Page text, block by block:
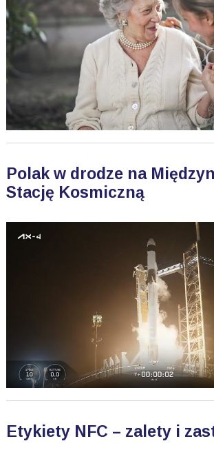
Polak w drodze na
Stację Kosmiczną
Etykiety NFC – zalety i